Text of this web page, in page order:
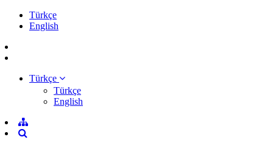
Türkçe
English
Türkçe
Türkçe
English